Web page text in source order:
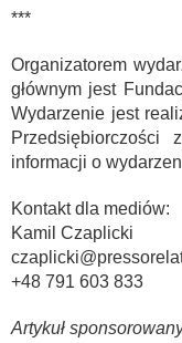
***
Organizatorem
głównym jest
Wydarzenie jest
Przedsiębiorczości
informacji o
Kontakt dla mediów:
Kamil Czaplicki
+48 791 603 833
Artykuł